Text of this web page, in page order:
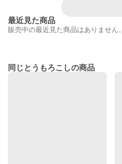
最近見た商品
販売中の最近見た商品はありません。
同じとうもろこしの商品